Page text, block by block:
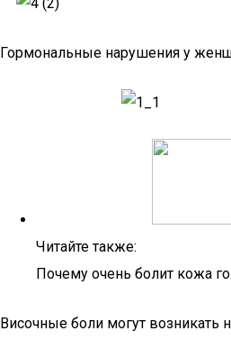
Гормональные нарушения у
Читайте также:
Почему очень болит кожа
Височные боли могут возникать